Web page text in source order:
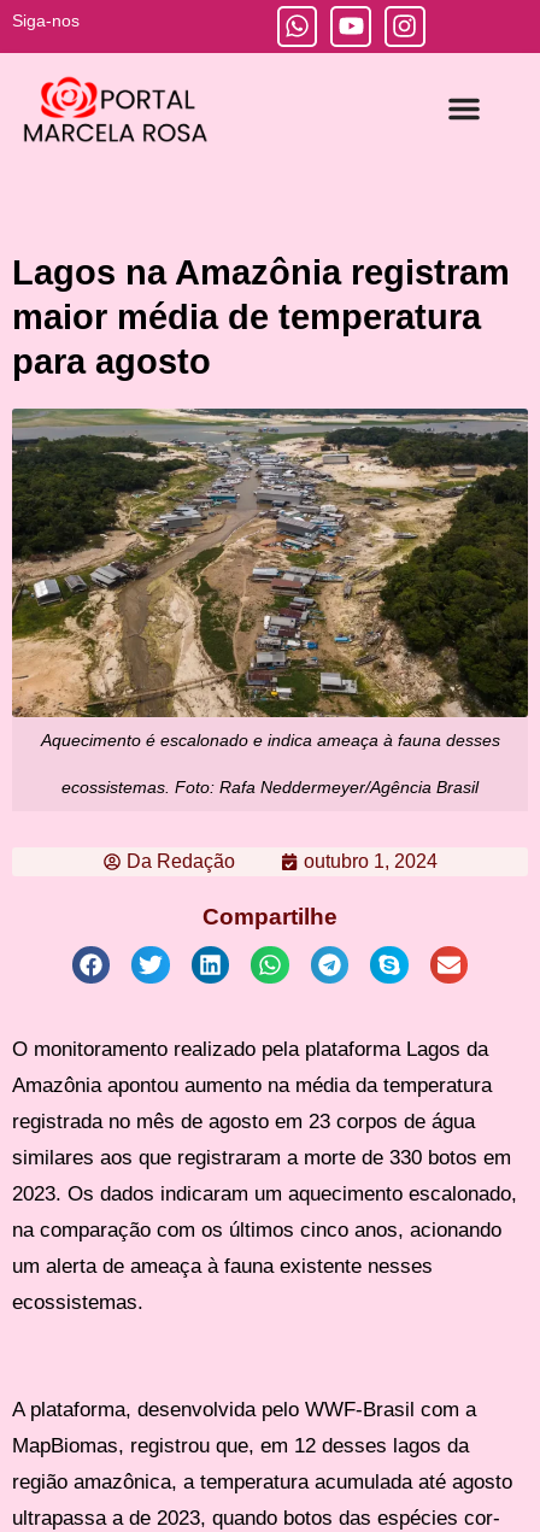
Siga-nos
Lagos na Amazônia registram
maior média de temperatura
para agosto
Aquecimento é escalonado e indica ameaça à fauna desses
ecossistemas. Foto: Rafa Neddermeyer/Agência Brasil
Da Redação outubro 1, 2024
Compartilhe
O monitoramento realizado pela plataforma Lagos da
Amazônia apontou aumento na média da temperatura
registrada no mês de agosto em 23 corpos de água
similares aos que registraram a morte de 330 botos em
2023. Os dados indicaram um aquecimento escalonado,
na comparação com os últimos cinco anos, acionando
um alerta de ameaça à fauna existente nesses
ecossistemas.
A plataforma, desenvolvida pelo WWF-Brasil com a
MapBiomas, registrou que, em 12 desses lagos da
região amazônica, a temperatura acumulada até agosto
ultrapassa a de 2023, quando botos das espécies cor-